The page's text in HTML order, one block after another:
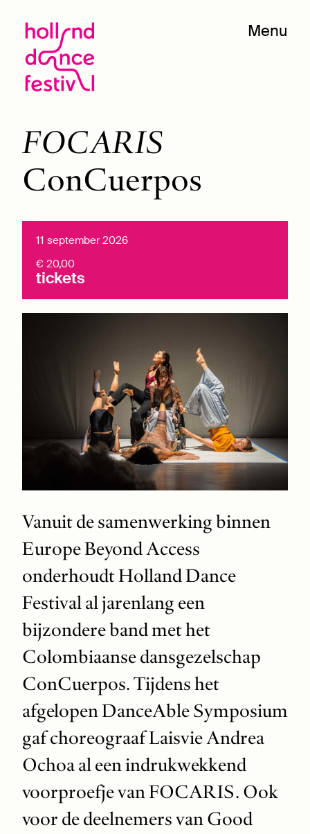
Menu
FOCARIS
ConCuerpos
11 september 2026
€ 20,00
tickets
Vanuit de samenwerking binnen
Europe Beyond Access
onderhoudt Holland Dance
Festival al jarenlang een
bijzondere band met het
Colombiaanse dansgezelschap
ConCuerpos. Tijdens het
afgelopen DanceAble Symposium
gaf choreograaf Laisvie Andrea
Ochoa al een indrukwekkend
voorproefje van FOCARIS. Ook
voor de deelnemers van Good